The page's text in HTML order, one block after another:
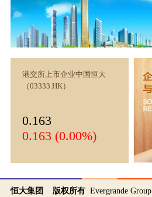
港交所上市企业中国恒大
（03333.HK）
0.163
0.163 (0.00%)
恒大集团 版权所有Evergrande Group